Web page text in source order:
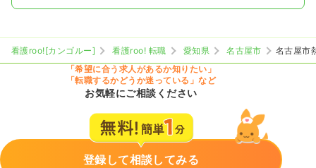
看護roo![カンゴルー] 看護roo! 転職 愛知県 名古屋市
名古屋市
「希望に合う求人があるか知りたい」
「転職するかどうか迷っている」など
お気軽にご相談ください
登録して相談してみる